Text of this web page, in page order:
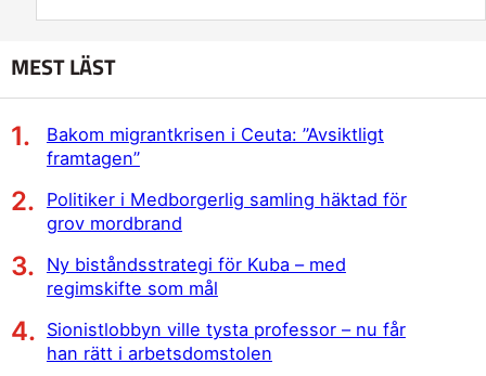
MEST LÄST
Bakom migrantkrisen i Ceuta: ”Avsiktligt
framtagen”
Politiker i Medborgerlig samling häktad för
grov mordbrand
Ny biståndsstrategi för Kuba – med
regimskifte som mål
Sionistlobbyn ville tysta professor – nu får
han rätt i arbetsdomstolen